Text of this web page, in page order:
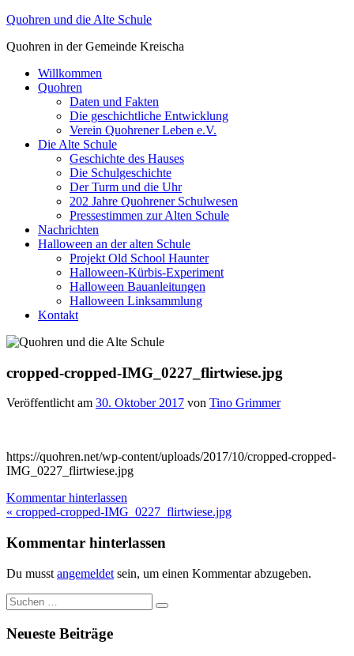
Zum
springen
Quohren und die Alte Schule
Quohren in der Gemeinde Kreischa
Willkommen
Quohren
Daten und Fakten
Die geschichtliche Entwicklung
Verein Quohrener Leben e.V.
Die Alte Schule
Geschichte des Hauses
Die Schulgeschichte
Der Turm und die Uhr
202 Jahre Quohrener Schulwesen
Pressestimmen zur Alten Schule
Nachrichten
Halloween an der alten Schule
Projekt Old School Haunter
Halloween-Kürbis-Experiment
Halloween Bauanleitungen
Halloween Linksammlung
Kontakt
cropped-cropped-IMG_0227_flirtwiese.jpg
Veröffentlicht am 30. Oktober 2017 von Tino Grimmer
https://quohren.net/wp-content/uploads/2017/10/cropped-cropped-
IMG_0227_flirtwiese.jpg
Kommentar hinterlassen
Beitragsnavigation
« cropped-cropped-IMG_0227_flirtwiese.jpg
Kommentar hinterlassen
Du musst angemeldet sein, um einen Kommentar abzugeben.
Suche
nach:
Neueste Beiträge